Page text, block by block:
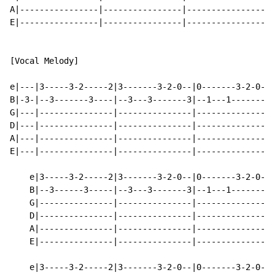
A|----------------|----------------|----------------
E|----------------|----------------|----------------
[Vocal Melody]
e|---|3-----3-2-----2|3-------3-2-0--|0-------3-2-
B|-3-|--3-------3----|--3---3-------3|--1---1-------
G|---|---------------|---------------
D|---|---------------|---------------
A|---|---------------|---------------
E|---|---------------|---------------
e|3-----3-2-----2|3-------3-2-0--|0-------3-2-0--
B|--3------3-----|--3---3-------3|--1---1-------
G|---------------|---------------|---------------
D|---------------|---------------|---------------
A|---------------|---------------|---------------
E|---------------|---------------|---------------
e|3-----3-2-----2|3-------3-2-0--|0-------3-2-0--